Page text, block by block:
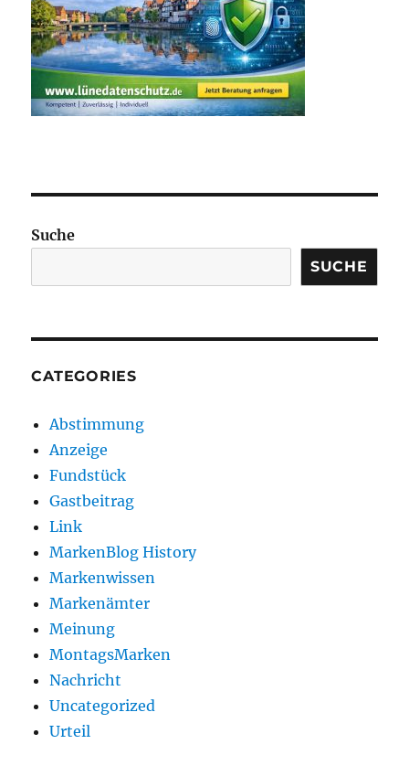
Suche
SUCHE
CATEGORIES
Abstimmung
Anzeige
Fundstück
Gastbeitrag
Link
MarkenBlog History
Markenwissen
Markenämter
Meinung
MontagsMarken
Nachricht
Uncategorized
Urteil